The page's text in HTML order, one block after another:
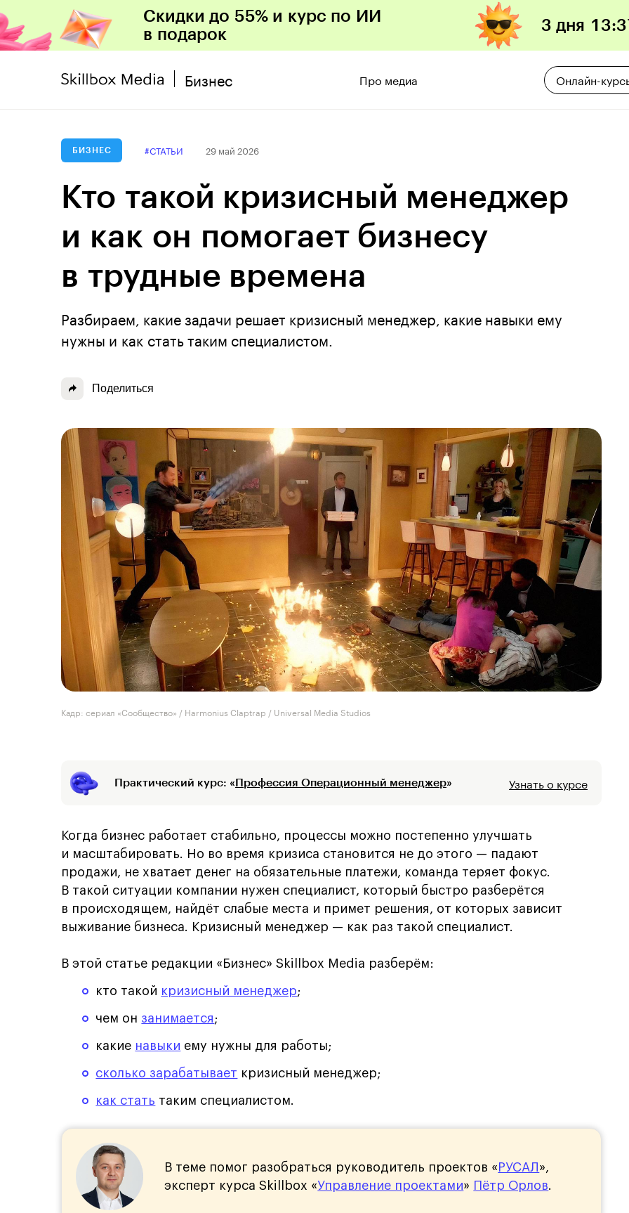
Скидки до 55% и курс по ИИ
в подарок
3 дня 13:
Бизнес Про медиа Онлайн-
БИЗНЕС #СТАТЬИ 29 май 2026
Кто такой кризисный менеджер
и как он помогает бизнесу
в трудные времена
Разбираем, какие задачи решает кризисный менеджер, какие навыки ему
нужны и как стать таким специалистом.
Поделиться
Кадр: сериал «Сообщество» / Harmonius Claptrap / Universal Media Studios
Практический курс: « Профессия Операционный менеджер» Узнать о курсе
Когда бизнес работает стабильно, процессы можно постепенно улучшать
и масштабировать. Но во время кризиса становится не до этого — падают
продажи, не хватает денег на обязательные платежи, команда теряет фокус.
В такой ситуации компании нужен специалист, который быстро разберётся
в происходящем, найдёт слабые места и примет решения, от которых зависит
выживание бизнеса. Кризисный менеджер — как раз такой специалист.
В этой статье редакции «Бизнес» Skillbox Media разберём:
кто такой кризисный менеджер;
чем он занимается ;
какие навыки ему нужны для работы;
сколько зарабатывает кризисный менеджер;
как стать таким специалистом.
В теме помог разобраться руководитель проектов « РУСАЛ »,
эксперт курса Skillbox «Управление проектами» Пётр Орлов.